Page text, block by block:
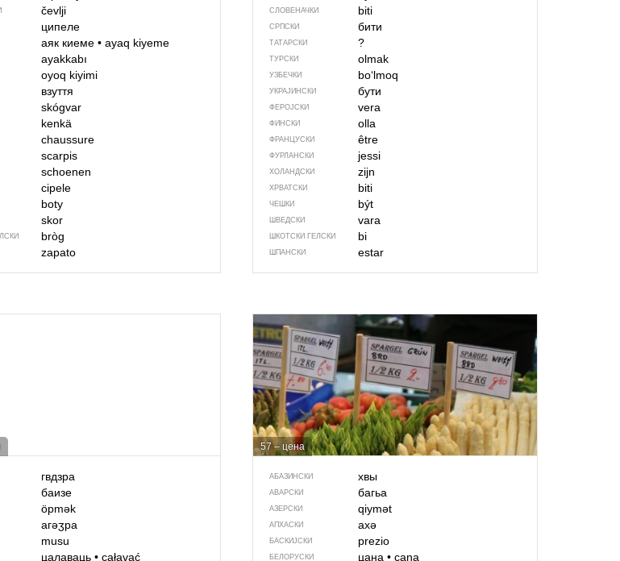
čevlji
ципеле
аяк киеме • ayaq kiyeme
ayakkabı
oyoq kiyimi
взуття
skógvar
kenkä
chaussure
scarpis
schoenen
cipele
boty
skor
bròg
zapato
СЛОВЕНАЧКИ biti
СРПСКИ бити
ТАТАРСКИ ?
ТУРСКИ olmak
УЗБЕЧКИ bo‘lmоq
УКРАЈИНСКИ бути
ФЕРОЈСКИ vera
ФИНСКИ olla
ФРАНЦУСКИ être
ФУРЛАНСКИ jessi
ХОЛАНДСКИ zijn
ХРВАТСКИ biti
ЧЕШКИ být
ШВЕДСКИ vara
ШКОТСКИ ГЕЛСКИ bi
ШПАНСКИ estar
гвдзра
баизе
öpmək
агәӡра
musu
цалаваць • całavać
57 – цена
АБАЗИНСКИ хвы
АВАРСКИ багьа
АЗЕРСКИ qiymət
АПХАСКИ ахә
БАСКИЈСКИ prezio
БЕЛОРУСКИ цана• cana